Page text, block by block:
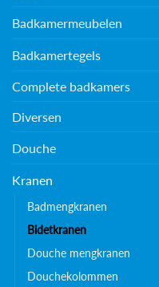
Badkamermeubelen
Badkamertegels
Complete badkamers
Diversen
Douche
Kranen
Badmengkranen
Bidetkranen
Douche mengkranen
Douchekolommen